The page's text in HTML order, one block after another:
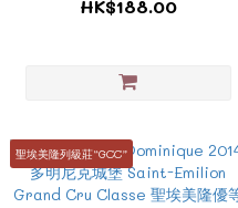
HK$188.00
聖埃美隆列級莊“GCC”